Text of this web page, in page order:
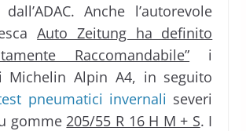
Anche l’autorevole
Auto Zeitung ha definito
Raccomandabile” i
Michelin Alpin A4, in seguito
pneumatici invernali severi
gomme 205/55 R 16 H M + S. I